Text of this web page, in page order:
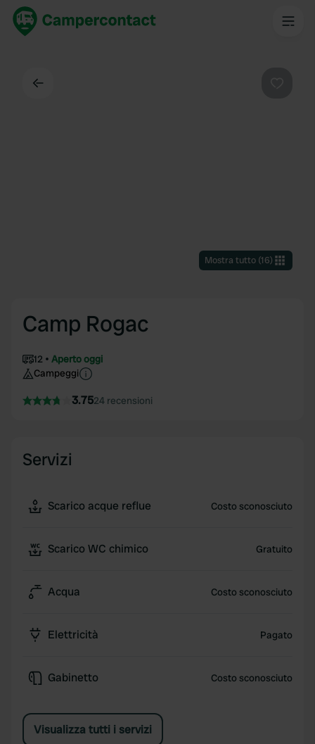
Mostra tutto(16)
Camp Rogac
12
Aperto oggi
Campeggi
3.7524 recensioni
Servizi
Scarico acque reflue Costo sconosciuto
Scarico WC chimico Gratuito
Acqua Costo sconosciuto
Elettricità Pagato
Gabinetto Costo sconosciuto
Visualizza tutti i servizi